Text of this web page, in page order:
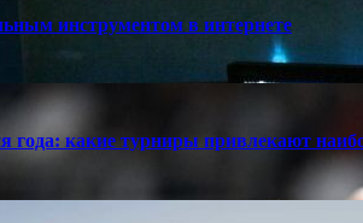
инструментом в интернете
года: какие турниры привлекают